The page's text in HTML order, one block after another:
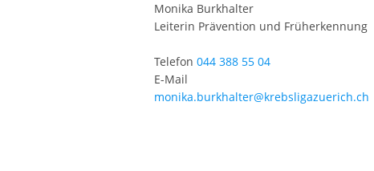
Monika Burkhalter
Leiterin Prävention und Früherkennung
Telefon 044 388 55 04
E-Mail
monika.burkhalter@krebsligazuerich.ch